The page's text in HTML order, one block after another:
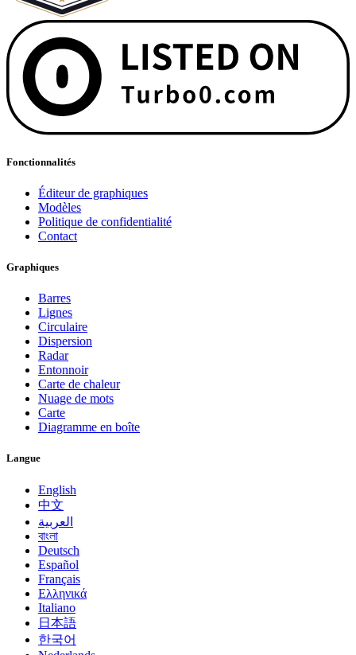
Fonctionnalités
Éditeur de graphiques
Modèles
Politique de confidentialité
Contact
Graphiques
Barres
Lignes
Circulaire
Dispersion
Radar
Entonnoir
Carte de chaleur
Nuage de mots
Carte
Diagramme en boîte
Langue
English
中文
العربية
বাংলা
Deutsch
Español
Français
Ελληνικά
Italiano
日本語
한국어